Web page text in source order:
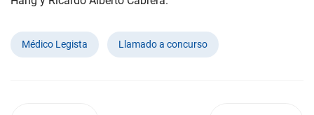
Médico Legista Llamado a concurso